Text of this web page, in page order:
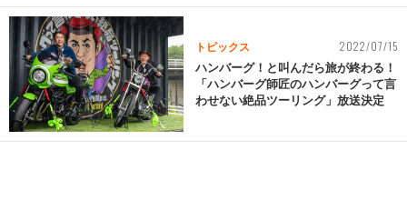
トピックス 2022/07/15
ハンバーグ！と叫んだら旅が終わる！
「ハンバーグ師匠のハンバーグって言
わせない絶品ツーリング」放送決定